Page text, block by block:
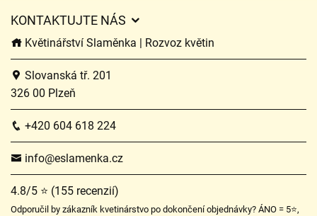
KONTAKTUJTE NÁS
Květinářství Slaměnka | Rozvoz květin
Slovanská tř. 201
326 00 Plzeň
+420 604 618 224
info@eslamenka.cz
4.8/5 ⭐ (155 recenzií)
Odporučil by zákazník kvetinárstvo po dokončení objednávky? ÁNO = 5⭐,